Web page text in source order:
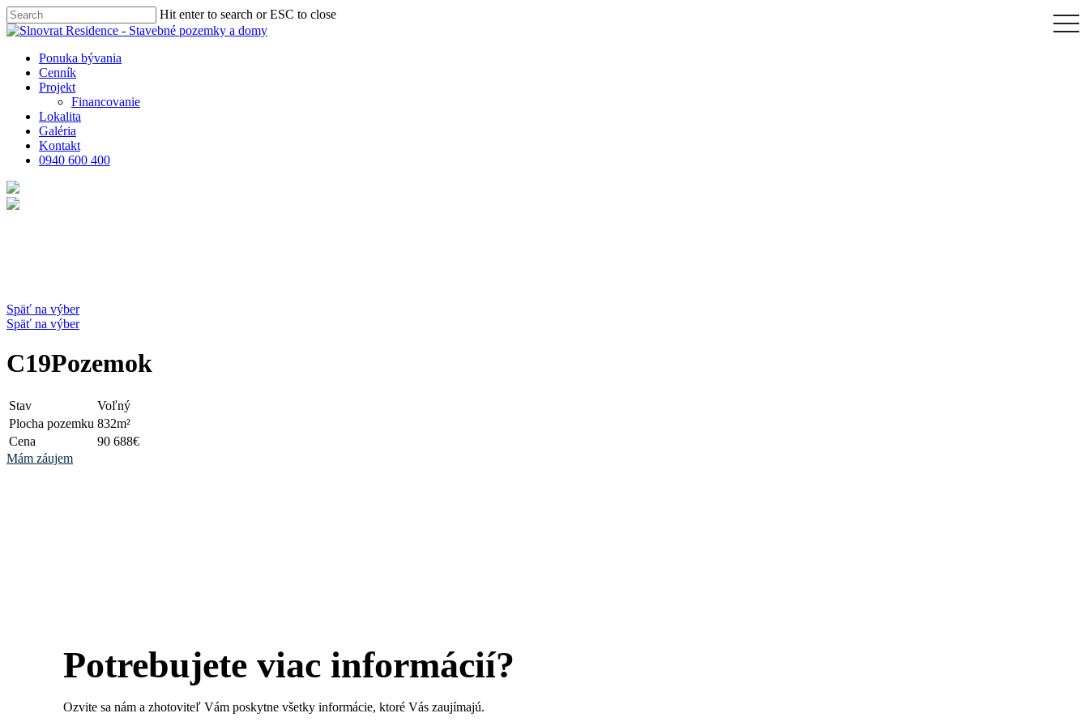
Skip
to
content
Hit enter to search or ESC to close
Close
Menu
Ponuka bývania
Cenník
Projekt
Financovanie
Lokalita
Galéria
Kontakt
0940 600 400
Späť na výber
Späť na výber
C19Pozemok
Stav
Voľný
Plocha pozemku 832m²
Cena
90 688€
Mám záujem
Potrebujete viac informácií?
Ozvite sa nám a zhotoviteľ Vám poskytne všetky informácie, ktoré Vás zaujímajú.